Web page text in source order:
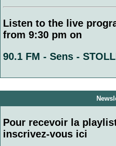
Listen to the live
from 9:30 pm on
90.1 FM - Sens -
Pour recevoir la
inscrivez-vous ici